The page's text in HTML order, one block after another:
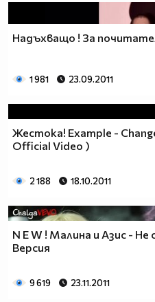
Надъхващо ! За
1 981 23.09.2011
Жестока! Example -
Official Video )
2 188 18.10.2011
N E W ! Малина и Азис - Не
Версия
9 619 23.11.2011